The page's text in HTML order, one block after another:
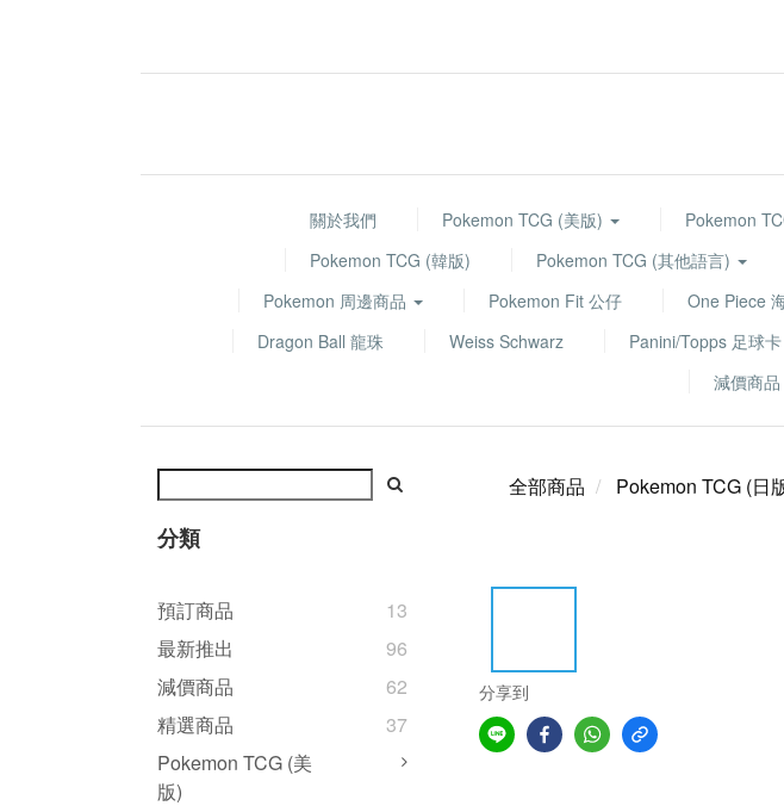
關於我們 Pokemon TCG (美版) Pokemon
Pokemon TCG (韓版)
Pokemon TCG (其他語言)
Pokemon 周邊商品
Pokemon Fit 公仔 One Piece
Dragon Ball 龍珠
Weiss Schwarz Panini/Topps 足球卡
減價商品
分類
預訂商品
13
最新推出
96
減價商品
62
精選商品
37
Pokemon TCG (美
版)
全部商品 Pokemon TCG (日
分享到